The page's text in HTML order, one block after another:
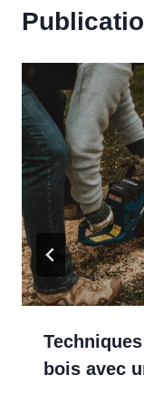
bois avec